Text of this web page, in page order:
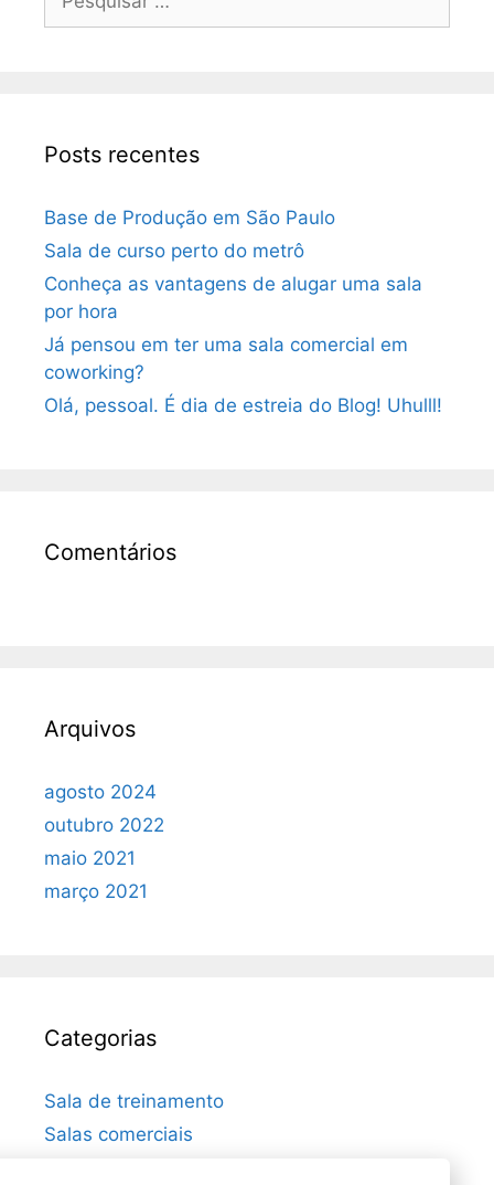
Posts recentes
Base de Produção em São Paulo
Sala de curso perto do metrô
Conheça as vantagens de alugar uma sala
por hora
Já pensou em ter uma sala comercial em
coworking?
Olá, pessoal. É dia de estreia do Blog! Uhulll!
Comentários
Arquivos
agosto 2024
outubro 2022
maio 2021
março 2021
Categorias
Sala de treinamento
Salas comerciais